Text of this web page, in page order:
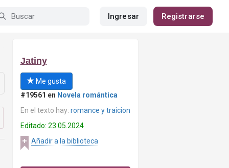
Ingresar Registrarse
Jatiny
Me gusta
#19561 en Novela romántica
En el texto hay: romance y traicion
Editado: 23.05.2024
Añadir a la biblioteca